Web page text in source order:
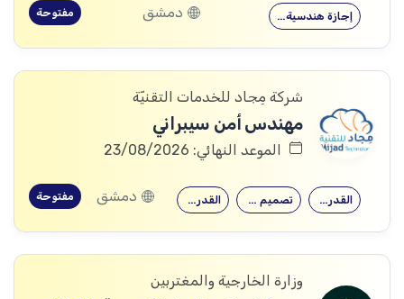
إجازة هندسية… دمشق مفتوحة
شركة مِجاد للخدمات التقنيّة
مهندس أمن سيبراني
الموعد النهائي: 23/08/2026
القدرة على… تصميم وتنفيذ… القدرة على… دمشق مفتوحة
وزارة الخارجية والمغتربين